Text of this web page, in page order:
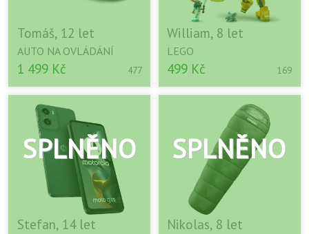
Tomáš, 12 let
AUTO NA OVLÁDÁNÍ
1 499 Kč 477
William, 8 let
LEGO
499 Kč 169
Stefan, 14 let Nikolas, 8 let